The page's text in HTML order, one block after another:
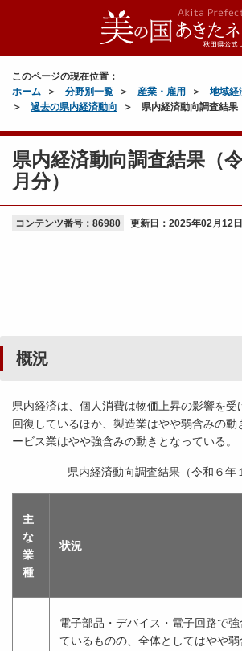
このページの現在位置：
ホーム
分野別一覧 産業・雇用 地域経
過去の県内経済動向
県内経済動向調査結果
県内経済動向調査結果（
月分）
コンテンツ番号：86980 更新日： 2025年02月12日
概況
県内経済は、個人消費は物価上昇の影響を受
回復しているほか、製造業はやや弱含みの動
ービス業はやや強含みの動きとなっている。
主
な
業
種
状況
県内経済動向調査結果（令和６年
電子部品・デバイス・電子回路で
ているものの、全体としてはやや